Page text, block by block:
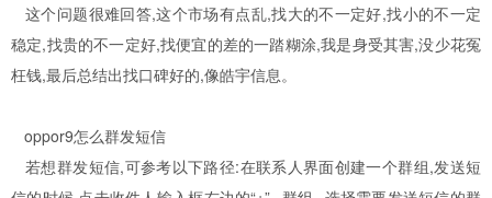
这个问题很难回答,这个市场有点乱,找大的不一定好,找小的不一定
稳定,找贵的不一定好,找便宜的差的一踏糊涂,我是身受其害,没少花冤
枉钱,最后总结出找口碑好的,像皓宇信息。
oppor9怎么群发短信
若想群发短信,可参考以下路径:在联系人界面创建一个群组,发送短